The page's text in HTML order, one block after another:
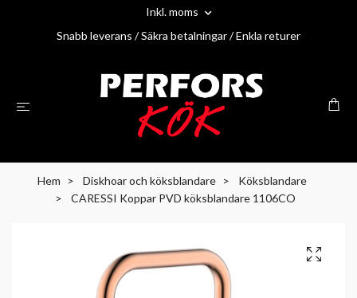
Inkl. moms
Snabb leverans / Säkra betalningar / Enkla returer
Hem Diskhoar och köksblandare
Köksblandare
CARESSI Koppar PVD köksblandare 1106CO